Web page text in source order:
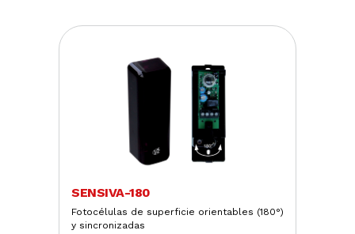
SENSIVA-180
Fotocélulas de superficie orientables (180°)
y sincronizadas